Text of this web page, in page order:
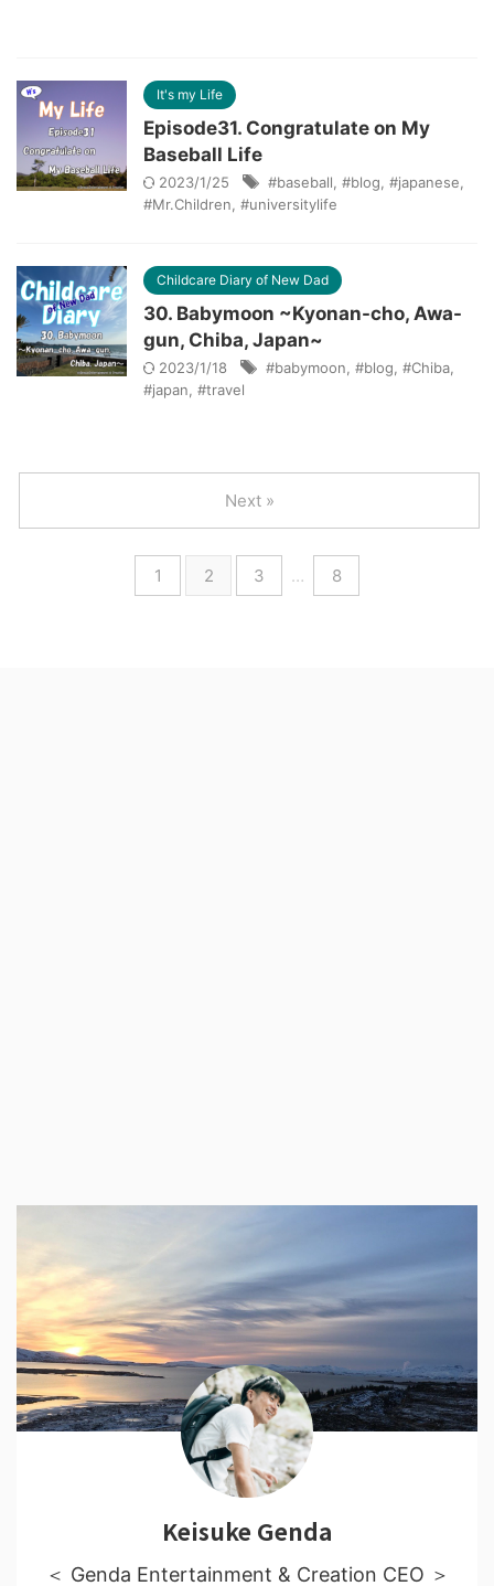
It's my Life
Episode31. Congratulate on My
Baseball Life
2023/1/25 #baseball #blog #japanese
#Mr.Children #universitylife
Childcare Diary of New Dad
30. Babymoon ~Kyonan-cho, Awa-
gun, Chiba, Japan~
2023/1/18 #babymoon #blog #Chiba
#japan #travel
1 2 3 … 8
Next »
Keisuke Genda
＜ Genda Entertainment & Creation CEO ＞